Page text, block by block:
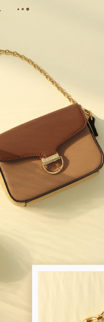
未通過狀況，表示未達大哥付
單後，可選擇「超商條碼／台灣
MONEY」等通路繳費。
哥大股份有限公司」（以下簡稱
本服務購買商品或服務，並由
司後，依約使用本公司帳單繳交
大哥付你分期」之契約關係目的
或地址）提供予台灣大哥大進
分期帳單所需資料之確認、核對
請詳閱以下連結：https://
含以上)免運費
含以上)免運費
含以上)免運費
含以上)免運費
含以上)免運費
含以上)免運費